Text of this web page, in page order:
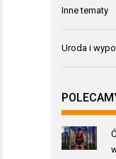
Inne tematy
Uroda i